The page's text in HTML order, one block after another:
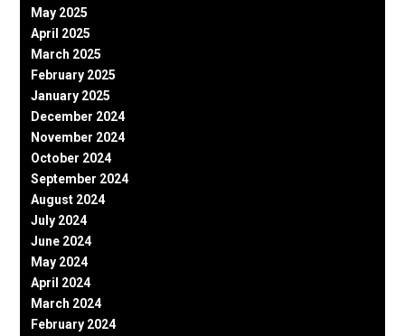
May 2025
April 2025
March 2025
February 2025
January 2025
December 2024
November 2024
October 2024
September 2024
August 2024
July 2024
June 2024
May 2024
April 2024
March 2024
February 2024